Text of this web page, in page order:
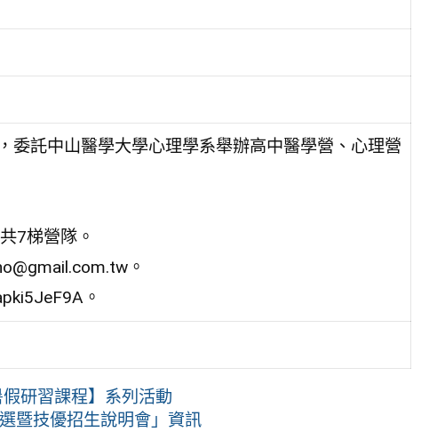
委託中山醫學大學心理學系舉辦高中醫學營、心理營
7梯營隊。
。
。
研習課程】系列活動
暨技優招生說明會」資訊